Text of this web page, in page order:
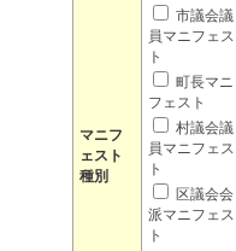
マニフ
ェスト
種別
市議会議
員マニフェス
ト
町長マニ
フェスト
村議会議
員マニフェス
ト
区議会会
派マニフェス
ト